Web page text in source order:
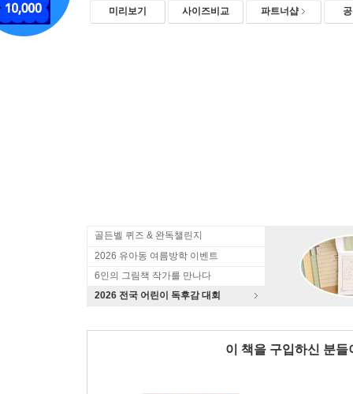
미리보기 사이즈비교 파트너샵
골든벨 퀴즈 & 완독챌린지
2026 유아동 여름방학 이벤트
6인의 그림책 작가를 만나다
2026 전국 어린이 독후감 대회
이 책을 구입하신 분